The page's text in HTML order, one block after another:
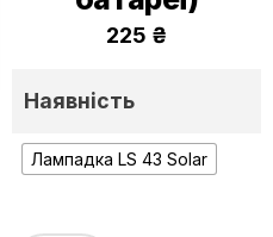
225 ₴
Наявність
Лампадка LS 43 Solar